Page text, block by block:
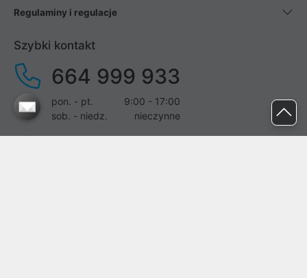
Regulaminy i regulacje
Szybki kontakt
664 999 933
pon. - pt.
9:00 - 17:00
sob. - niedz.
nieczynne